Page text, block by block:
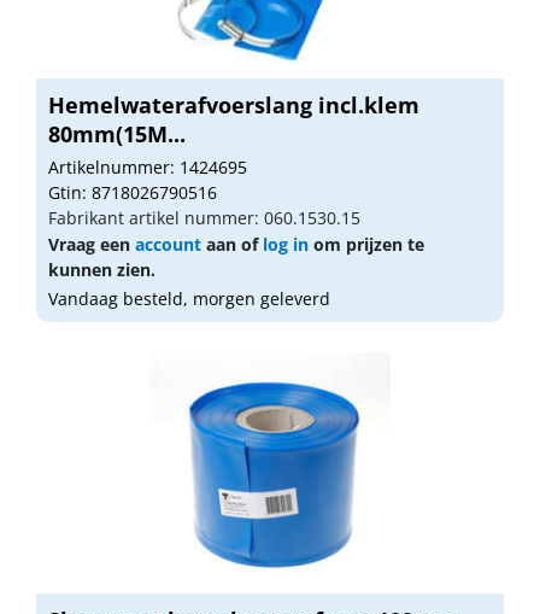
Hemelwaterafvoerslang incl.klem
80mm(15M...
Artikelnummer: 1424695
Gtin: 8718026790516
Fabrikant artikel nummer: 060.1530.15
Vraag een account aan of log in om prijzen te
kunnen zien.
Vandaag besteld, morgen geleverd